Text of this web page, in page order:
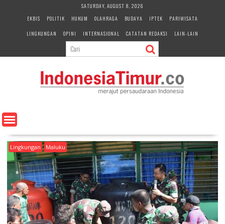
e
n
SATURDAY, AUGUST 8, 2026
EKBIS
POLITIK HUKUM OLAHRAGA BUDAYA IPTEK
PARIWISATA
LINGKUNGAN
OPINI INTERNASIONAL CATATAN REDAKSI LAIN-LAIN
Lingkungan Maluku